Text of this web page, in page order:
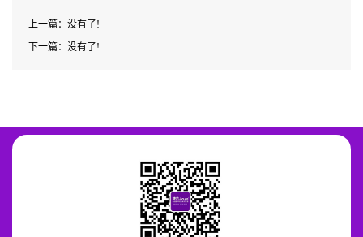
上一篇：没有了!
下一篇：没有了!